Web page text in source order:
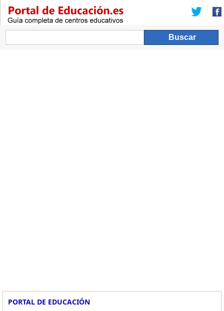
PORTAL DE EDUCACIÓN